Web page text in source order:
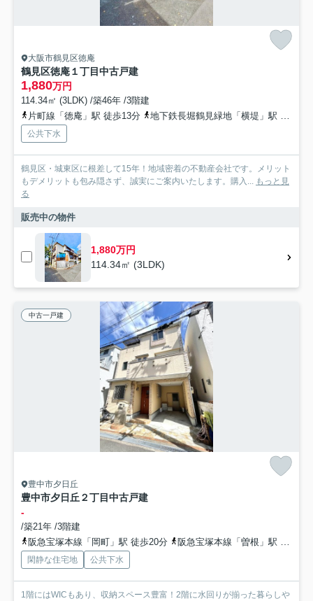
大阪市鶴見区徳庵
鶴見区徳庵１丁目中古戸建
1,880万円
114.34㎡ (3LDK) /築46年 /3階建
片町線「徳庵」駅 徒歩13分
地下鉄長堀鶴見緑地「横堤」駅 徒歩16分
公共下水
鶴見区・城東区に根差して15年！地域密着の不動産会社です。メリット
もデメリットも包み隠さず、誠実にご案内いたします。購入...
もっと見
る
販売中の物件
1,880万円
114.34㎡ (3LDK)
中古一戸建
豊中市夕日丘
豊中市夕日丘２丁目中古戸建
-
/築21年 /3階建
阪急宝塚本線「岡町」駅 徒歩20分
阪急宝塚本線「曽根」駅 徒歩23分
閑静な住宅地 公共下水
1階にはWICもあり、収納スペース豊富！2階に水回りが揃った暮らしや